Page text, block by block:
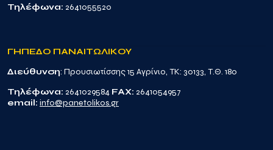
Τηλέφωνα: 2641055520
ΓΗΠΕΔΟ ΠΑΝΑΙΤΩΛΙΚΟΥ
Διεύθυνση: Προυσιωτίσσης 15 Αγρίνιο, TK: 30133, Τ.Θ. 180
Τηλέφωνα: 2641029584 FAX: 2641054957
email: info@panetolikos.gr